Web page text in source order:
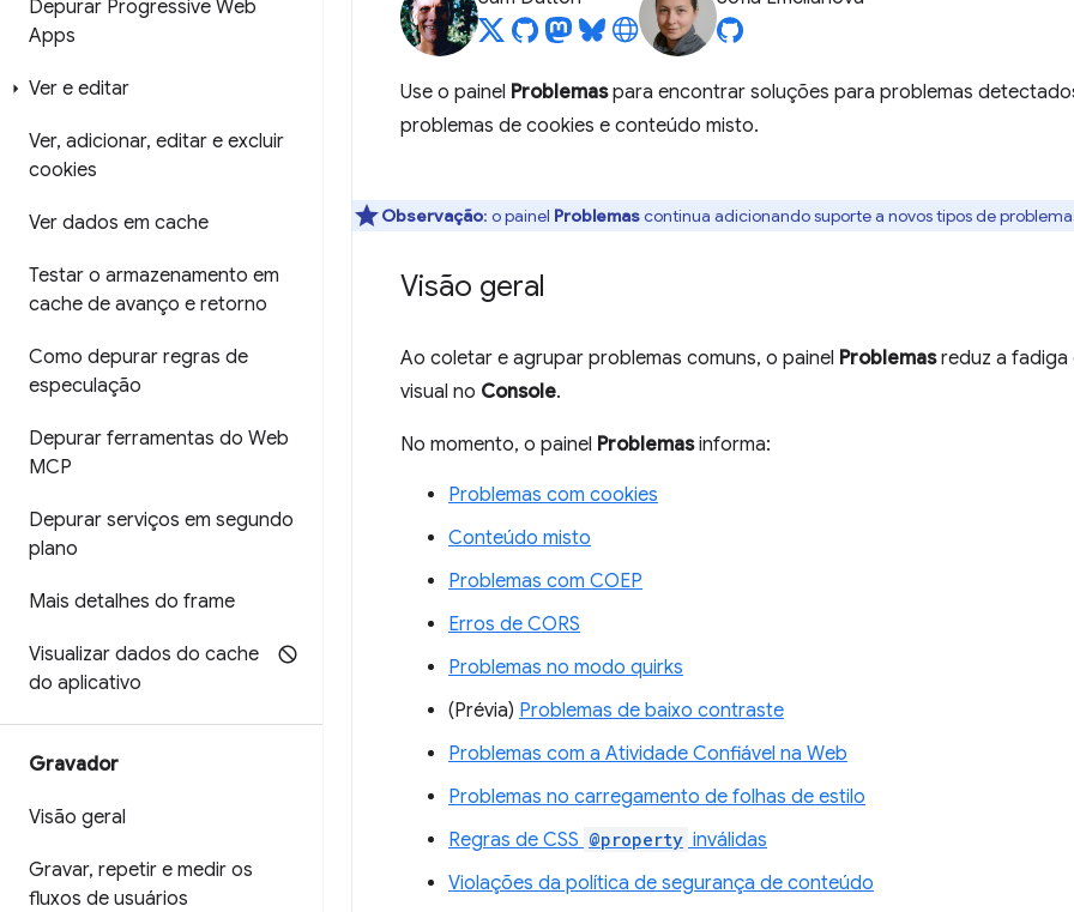
Depurar Progressive Web
Apps
Ver e editar
Ver, adicionar, editar e excluir
cookies
Ver dados em cache
Testar o armazenamento em
cache de avanço e retorno
Como depurar regras de
especulação
Depurar ferramentas do Web
MCP
Depurar serviços em segundo
plano
Mais detalhes do frame
Visualizar dados do cache
do aplicativo
Gravador
Visão geral
Gravar, repetir e medir os
fluxos de usuários
Use o painel Problemaspara encontrar soluções para problemas
problemas de cookies e conteúdo misto.
Observação: o painel Problemascontinua adicionando suporte a novos tipos de
Visão geral
Ao coletar e agrupar problemas comuns, o painel Problemasreduz a fadiga
visual no Console.
No momento, o painel Problemasinforma:
Problemas com cookies
Conteúdo misto
Problemas com COEP
Erros de CORS
Problemas no modo quirks
(Prévia) Problemas de baixo contraste
Problemas com a Atividade Confiável na Web
Problemas no carregamento de folhas de estilo
Regras de CSS @property inválidas
Violações da política de segurança de conteúdo